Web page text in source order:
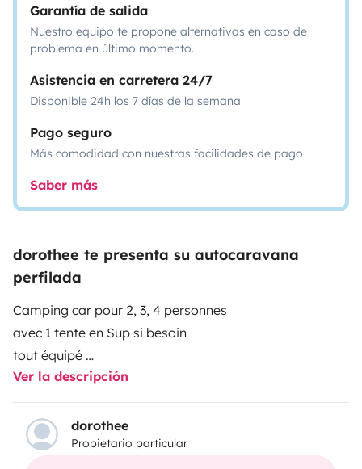
Garantía de salida
Nuestro equipo te propone alternativas en caso de
problema en último momento.
Asistencia en carretera 24/7
Disponible 24h los 7 días de la semana
Pago seguro
Más comodidad con nuestras facilidades de pago
Saber más
dorothee te presenta su autocaravana
perfilada
Camping car pour 2, 3, 4 personnes
avec 1 tente en Sup si besoin
tout équipé
cuisine frigidaire, plaque de cuissons, couverts
salon de jardin dans la soute avec tout équipement
pour se poser dehors une fois gare avec le camping
car
Ver la descripción
dorothee
Propietario particular